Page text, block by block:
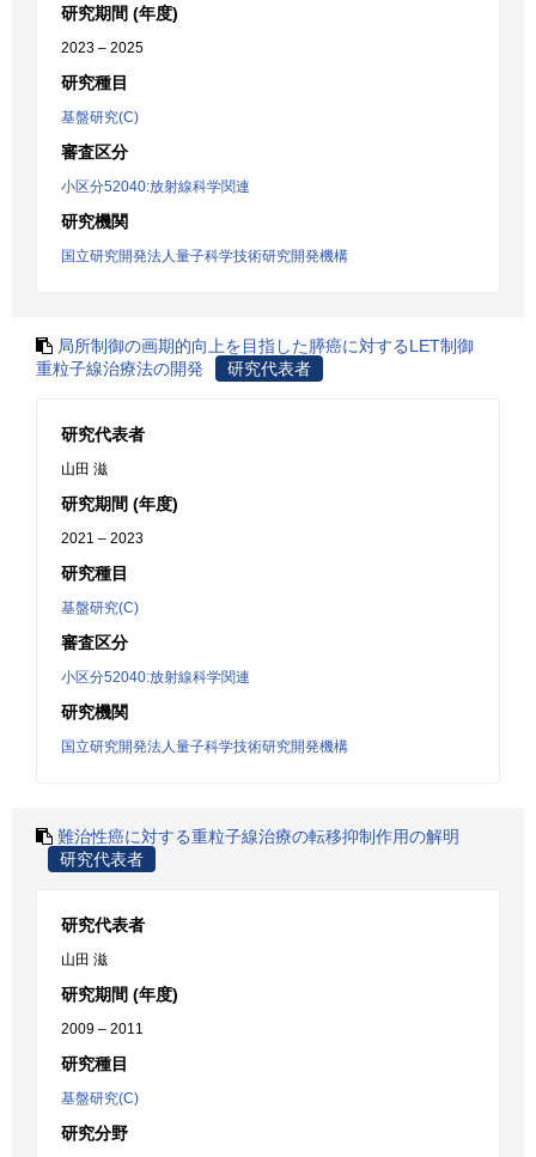
研究期間 (年度)
2023 – 2025
研究種目
基盤研究(C)
審査区分
小区分52040:放射線科学関連
研究機関
国立研究開発法人量子科学技術研究開発機構
局所制御の画期的向上を目指した膵癌に対するLET制御
重粒子線治療法の開発
研究代表者
研究代表者
山田 滋
研究期間 (年度)
2021 – 2023
研究種目
基盤研究(C)
審査区分
小区分52040:放射線科学関連
研究機関
国立研究開発法人量子科学技術研究開発機構
難治性癌に対する重粒子線治療の転移抑制作用の解明
研究代表者
研究代表者
山田 滋
研究期間 (年度)
2009 – 2011
研究種目
基盤研究(C)
研究分野